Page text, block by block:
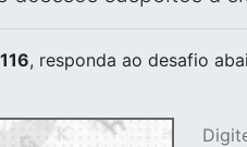
, responda ao desafio